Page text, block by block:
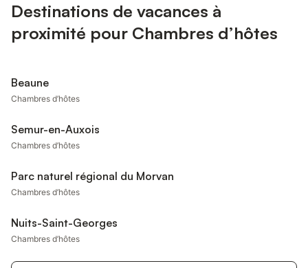
Destinations de vacances à
proximité pour Chambres d’hôtes
Beaune
Chambres d’hôtes
Semur-en-Auxois
Chambres d’hôtes
Parc naturel régional du Morvan
Chambres d’hôtes
Nuits-Saint-Georges
Chambres d’hôtes